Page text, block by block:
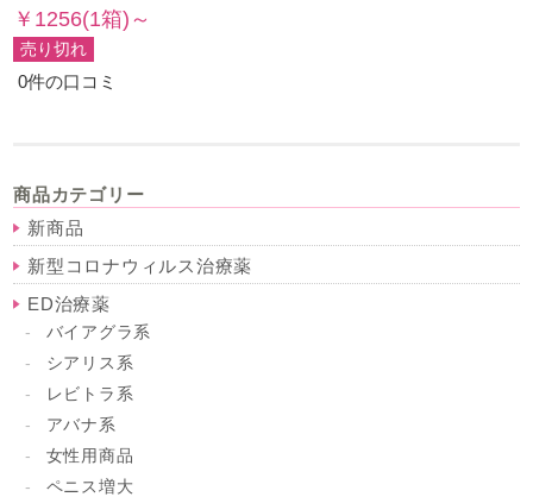
￥1256(1箱)～
売り切れ
0件の口コミ
商品カテゴリー
新商品
新型コロナウィルス治療薬
ED治療薬
バイアグラ系
シアリス系
レビトラ系
アバナ系
女性用商品
ペニス増大